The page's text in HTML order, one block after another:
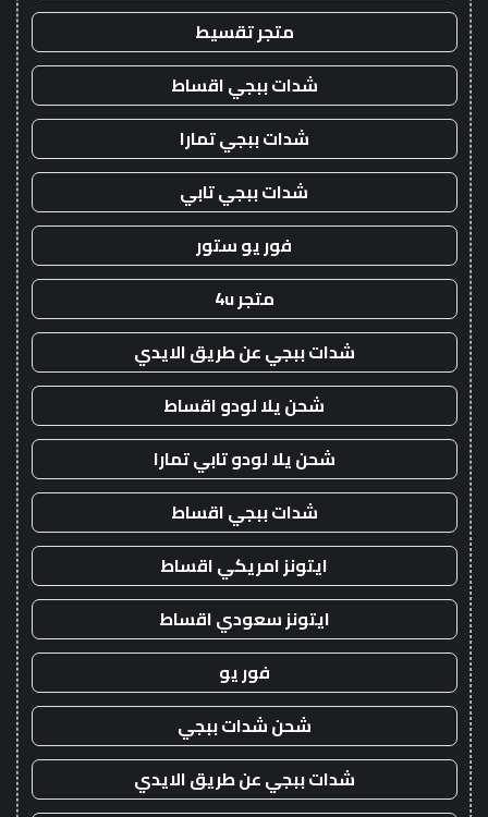
متجر تقسيط
شدات ببجي اقساط
شدات ببجي تمارا
شدات ببجي تابي
فور يو ستور
متجر 4u
شدات ببجي عن طريق الايدي
شحن يلا لودو اقساط
شحن يلا لودو تابي تمارا
شدات ببجي اقساط
ايتونز امريكي اقساط
ايتونز سعودي اقساط
فور يو
شحن شدات ببجي
شدات ببجي عن طريق الايدي